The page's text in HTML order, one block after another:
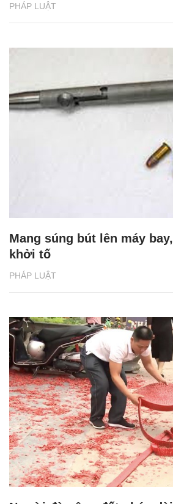
PHÁP LUẬT
PHÁP LUẬT
Mang súng bút lên máy
khởi tố